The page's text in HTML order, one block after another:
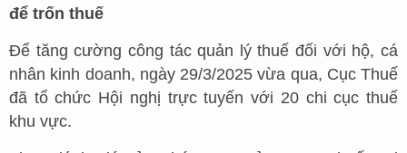
để trốn thuế
Để tăng cường công tác quản lý thuế đối với hộ, cá
nhân kinh doanh, ngày 29/3/2025 vừa qua, Cục Thuế
đã tổ chức Hội nghị trực tuyến với 20 chi cục thuế
khu vực.